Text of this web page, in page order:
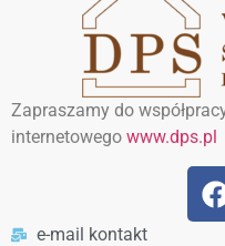
Zapraszamy do
internetowego www.dps.pl
e-mail kontakt